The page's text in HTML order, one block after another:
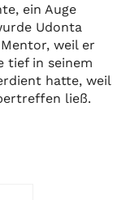
ein Auge
Udonta
weil er
tief in seinem
hatte, weil
ließ.